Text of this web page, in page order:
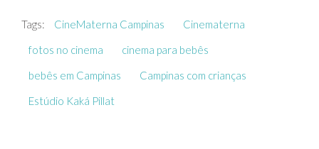
Tags: CineMaterna Campinas
Cinematerna
fotos no cinema
cinema para bebês
bebês em Campinas
Campinas com crianças
Estúdio Kaká Pillat